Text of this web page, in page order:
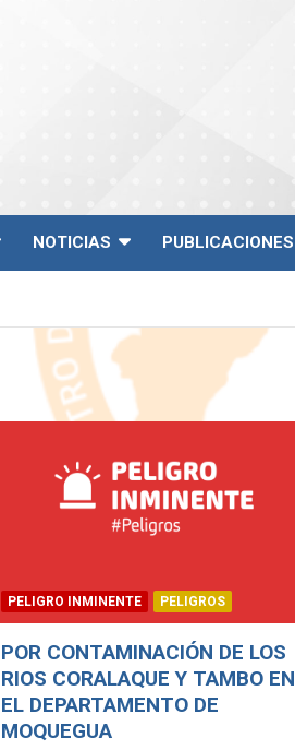
NOTICIAS PUBLICACIONES
PELIGRO INMINENTE PELIGROS
POR CONTAMINACIÓN DE LOS
RIOS CORALAQUE Y TAMBO EN
EL DEPARTAMENTO DE
MOQUEGUA